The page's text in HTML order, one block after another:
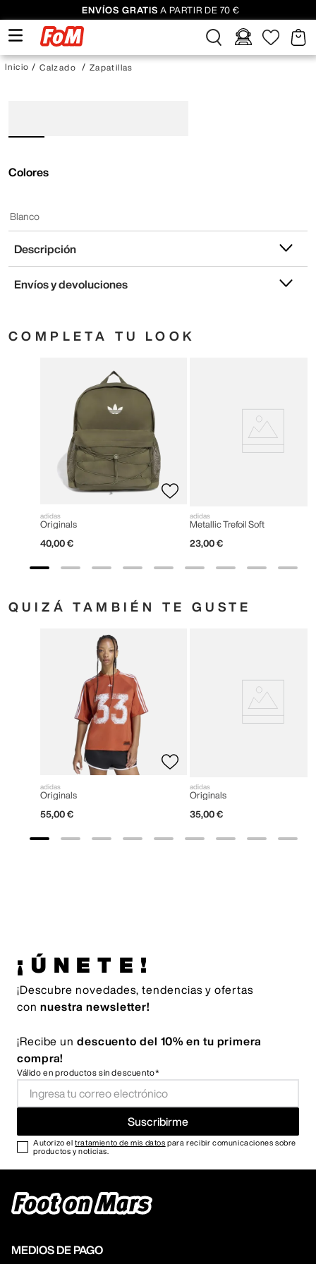
ENVÍOS GRATIS A PARTIR DE 70 €
Calzado Zapatillas
Colores
Blanco
Descripción
Envíos y devoluciones
COMPLETA TU LOOK
adidas
Originals
40,00 €
adidas
Metallic Trefoil Soft
23,00 €
QUIZÁ TAMBIÉN TE GUSTE
adidas
Originals
55,00 €
adidas
Originals
35,00 €
¡ÚNETE!
¡Descubre novedades, tendencias y ofertas
con nuestra newsletter!
¡Recibe un descuento del 10% en tu primera
compra!
Válido en productos sin descuento*
Suscribirme
Autorizo eltratamiento de mis datos para recibir comunicaciones sobre
productos y noticias.
MEDIOS DE PAGO